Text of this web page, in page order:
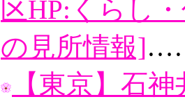
区HP:くらし
の見所情報]
【東京】石